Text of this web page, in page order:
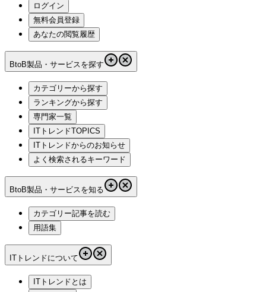
ログイン
無料会員登録
あなたの閲覧履歴
BtoB製品・サービスを探す
カテゴリーから探す
ランキングから探す
専門家一覧
ITトレンドTOPICS
ITトレンドからのお知らせ
よく検索されるキーワード
BtoB製品・サービスを知る
カテゴリー記事を読む
用語集
ITトレンドについて
ITトレンドとは